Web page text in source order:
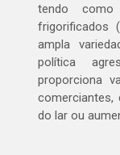
tendo
frigorificados
ampla
política
proporciona
comerciantes,
do lar ou